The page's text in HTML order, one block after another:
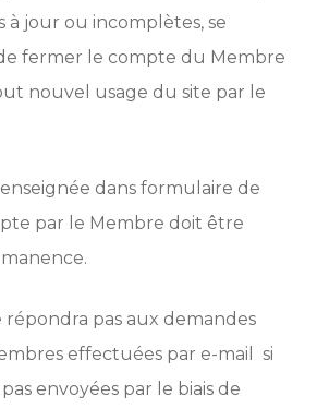
à jour ou incomplètes, se
fermer le compte du Membre
nouvel usage du site par le
dans formulaire de
par le Membre doit être
pas aux demandes
effectuées par e-mail si
envoyées par le biais de